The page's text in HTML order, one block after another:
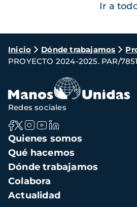
Ir a
Ruta
de
navegación
Inicio Dónde trabajamos
PROYECTO 2024-2025. PAR/
Navegación
principal
Quienes somos
Qué hacemos
Dónde trabajamos
Colabora
Actualidad
Redes sociales